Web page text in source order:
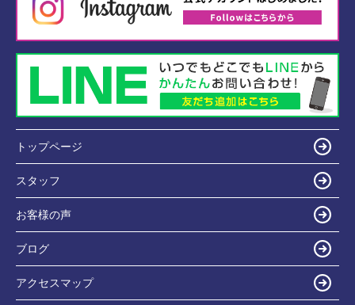
トップページ
スタッフ
お客様の声
ブログ
アクセスマップ